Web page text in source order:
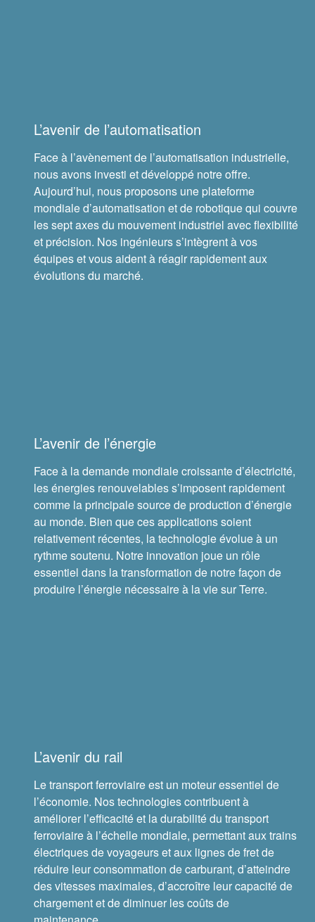
Engrenages et systèmes d’entraînement
Engrenages industriels
Engrenages de précision
Mouvement linéaire
Systèmes de lubrification
Automatisation, robotique et machines
industrielles
Construction
Exploitation minière
Marin
Timken
Rollon®
Philadelphia Gear®
GGB
L’avenir de l’automatisation
Face à l’avènement de l’automatisation industrielle,
nous avons investi et développé notre offre.
Aujourd’hui, nous proposons une plateforme
mondiale d’automatisation et de robotique qui couvre
les sept axes du mouvement industriel avec flexibilité
et précision. Nos ingénieurs s’intègrent à vos
équipes et vous aident à réagir rapidement aux
évolutions du marché.
L’avenir de l’énergie
Face à la demande mondiale croissante d’électricité,
les énergies renouvelables s’imposent rapidement
comme la principale source de production d’énergie
au monde. Bien que ces applications soient
relativement récentes, la technologie évolue à un
rythme soutenu. Notre innovation joue un rôle
essentiel dans la transformation de notre façon de
produire l’énergie nécessaire à la vie sur Terre.
L’avenir du rail
Le transport ferroviaire est un moteur essentiel de
l’économie. Nos technologies contribuent à
améliorer l’efficacité et la durabilité du transport
ferroviaire à l’échelle mondiale, permettant aux trains
électriques de voyageurs et aux lignes de fret de
réduire leur consommation de carburant, d’atteindre
des vitesses maximales, d’accroître leur capacité de
chargement et de diminuer les coûts de